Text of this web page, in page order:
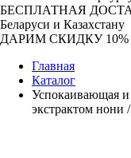
БЕСПЛАТНАЯ
Беларуси и Казахстану
ДАРИМ СКИДКУ 10%
Главная
Каталог
Успокаивающая
экстрактом нони